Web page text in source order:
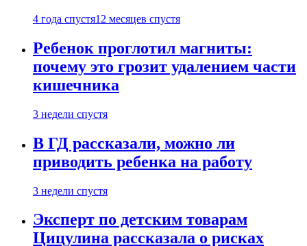
4 года спустя12 месяцев спустя
Ребенок проглотил магниты:
почему это грозит удалением части
кишечника
3 недели спустя
В ГД рассказали, можно ли
приводить ребенка на работу
3 недели спустя
Эксперт по детским товарам
Цицулина рассказала о рисках